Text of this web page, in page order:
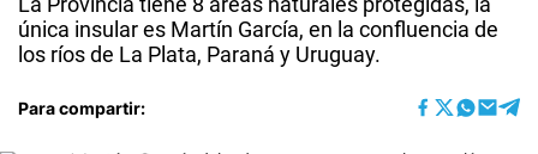
única insular es Martín García, en la confluencia de
los ríos de La Plata, Paraná y Uruguay.
Para compartir: